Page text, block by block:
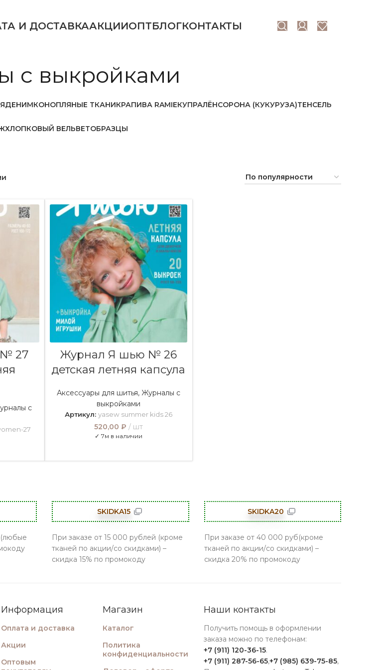
И ДОСТАВКААКЦИИОПТБЛОГКОНТАКТЫ
с выкройками
ДЕНИМКОНОПЛЯНЫЕ ТКАНИКРАПИВА RAMIEКУПРАЛЁНСОРОНА (КУКУРУЗА)ТЕНСЕЛЬ
ХЛОПКОВЫЙ ВЕЛЬВЕТОБРАЗЦЫ
27
с
27
Журнал Я шью № 26
детская летняя капсула
Аксессуары для шитья, Журналы с
выкройками
Артикул: yasew summer kids 26
520,00 ₽ шт
✓ 7м в наличии
SKIDKA15
При заказе от 15 000 рублей (кроме
тканей по акции/со скидками) –
скидка 15% по промокоду
SKIDKA20
При заказе от 40 000 руб(кроме
тканей по акции/со скидками) –
скидка 20% по промокоду
Информация
Оплата и доставка
Акции
Оптовым
Магазин
Каталог
Политика
конфиденциальности
Наши контакты
Получить помощь в оформлении
заказа можно по телефонам:
+7 (911) 120-36-15.
+7 (911) 287-56-65,+7 (985) 639-75-85,